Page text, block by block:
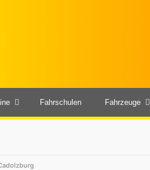
Fahrschulen Fahrzeuge